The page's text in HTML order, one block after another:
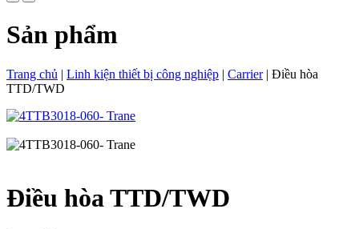
Sản phẩm
Trang chủ | Linh kiện thiết bị công nghiệp | Carrier| Điều hòa
TTD/TWD
Điều hòa TTD/TWD